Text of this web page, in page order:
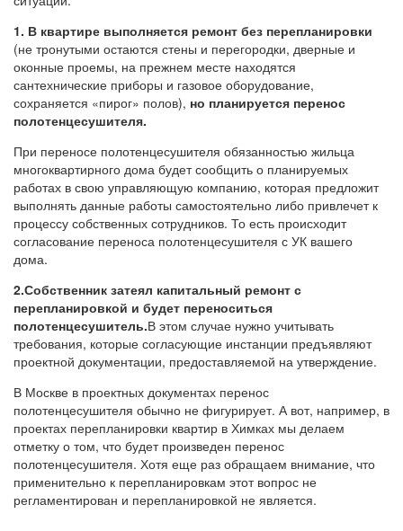
1. В квартире выполняется ремонт без перепланировки
(не тронутыми остаются стены и перегородки, дверные и
оконные проемы, на прежнем месте находятся
сантехнические приборы и газовое оборудование,
сохраняется «пирог» полов), но планируется перенос
полотенцесушителя.
При переносе полотенцесушителя обязанностью жильца
многоквартирного дома будет сообщить о планируемых
работах в свою управляющую компанию, которая предложит
выполнять данные работы самостоятельно либо привлечет к
процессу собственных сотрудников. То есть происходит
согласование переноса полотенцесушителя с УК вашего
дома.
2.Собственник затеял капитальный ремонт с
перепланировкой и будет переноситься
полотенцесушитель.В этом случае нужно учитывать
требования, которые согласующие инстанции предъявляют
проектной документации, предоставляемой на утверждение.
В Москве в проектных документах перенос
полотенцесушителя обычно не фигурирует. А вот, например, в
проектах перепланировки квартир в Химках мы делаем
отметку о том, что будет произведен перенос
полотенцесушителя. Хотя еще раз обращаем внимание, что
применительно к перепланировкам этот вопрос не
регламентирован и перепланировкой не является.